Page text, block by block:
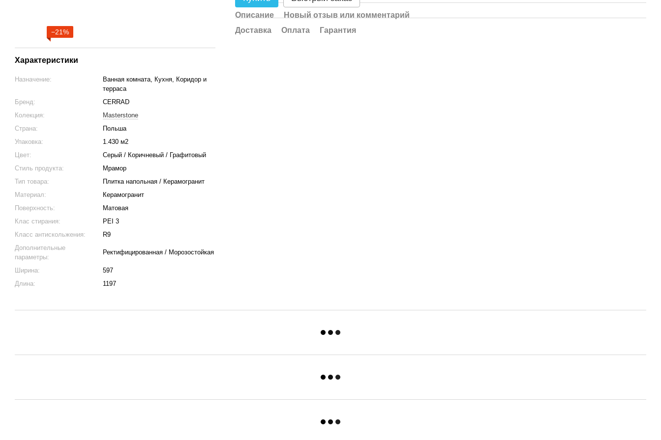
−21%
Характеристики
Назначение:
Ванная комната, Кухня, Коридор и
терраса
Бренд:
CERRAD
Колекция:
Masterstone
Страна:
Польша
Упаковка:
1.430 м2
Цвет:
Серый / Коричневый / Графитовый
Стиль продукта:
Мрамор
Тип товара:
Плитка напольная / Керамогранит
Материал:
Керамогранит
Поверхность:
Матовая
Клас стирания:
PEI 3
Класс антискольжения:
R9
Дополнительные
параметры:
Ректифицированная / Морозостойкая
Ширина:
597
Длина:
1197
Описание
Новый отзыв или комментарий
Доставка
Оплата Гарантия